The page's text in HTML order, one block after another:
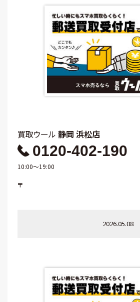
買取ウール 静岡 浜松店
0120-402-190
10:00～19:00
〒
2026.05.08